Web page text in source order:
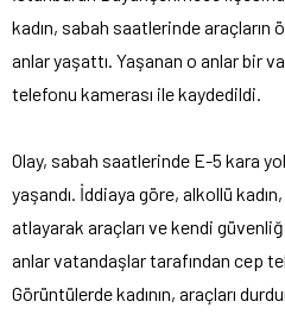
kadın, sabah saatlerinde araçların
anlar yaşattı. Yaşanan o anlar bir
telefonu kamerası ile kaydedildi.
Olay, sabah saatlerinde E-5 kara
yaşandı. İddiaya göre, alkollü
atlayarak araçları ve kendi
anlar vatandaşlar tarafından cep
Görüntülerde kadının, araçları